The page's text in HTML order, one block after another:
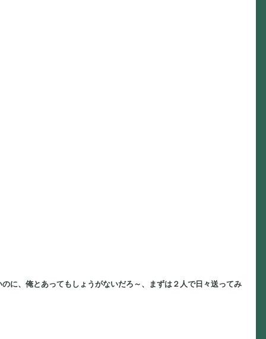
に、俺とあってもしょうがないだろ～、まずは２人で日々送ってみ